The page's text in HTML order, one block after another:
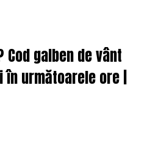
galben de vânt
următoarele ore |